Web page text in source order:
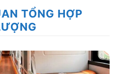
TỔNG HỢP